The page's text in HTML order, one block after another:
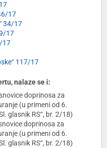
17
34/17
17
17
117/17
nalaze se i:
doprinosa za
(u primeni od 6.
glasnik RS“, br. 2/18)
doprinosa za
(u primeni od 6.
glasnik RS“, br. 2/18)